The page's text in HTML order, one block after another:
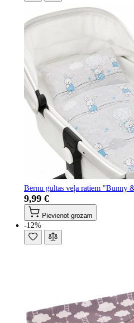
Bērnu gultas veļa ratiem "Bunny
9,99 €
Pievienot grozam
-12%